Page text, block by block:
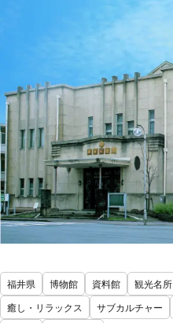
福井県 博物館 資料館 観光名所
癒し・リラックス
サブカルチャー